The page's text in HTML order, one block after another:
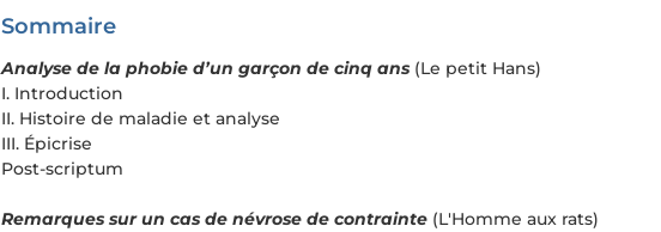
Sommaire
Analyse de la phobie d’un garçon de cinq ans (Le petit Hans)
I. Introduction
II. Histoire de maladie et analyse
III. Épicrise
Post-scriptum
Remarques sur un cas de névrose de contrainte (L'Homme aux rats)